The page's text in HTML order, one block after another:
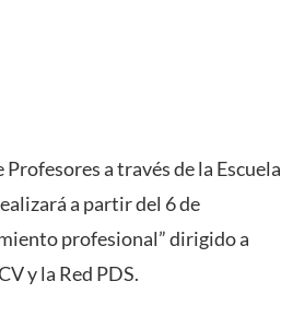
a través de la Escuela
a partir del 6 de
profesional” dirigido a
y la Red PDS.